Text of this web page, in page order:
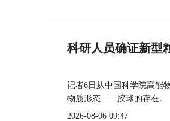
科研人员确证新型
记者6日从中国科学院高能
物质形态——胶球的存在。
2026-08-06 09:47